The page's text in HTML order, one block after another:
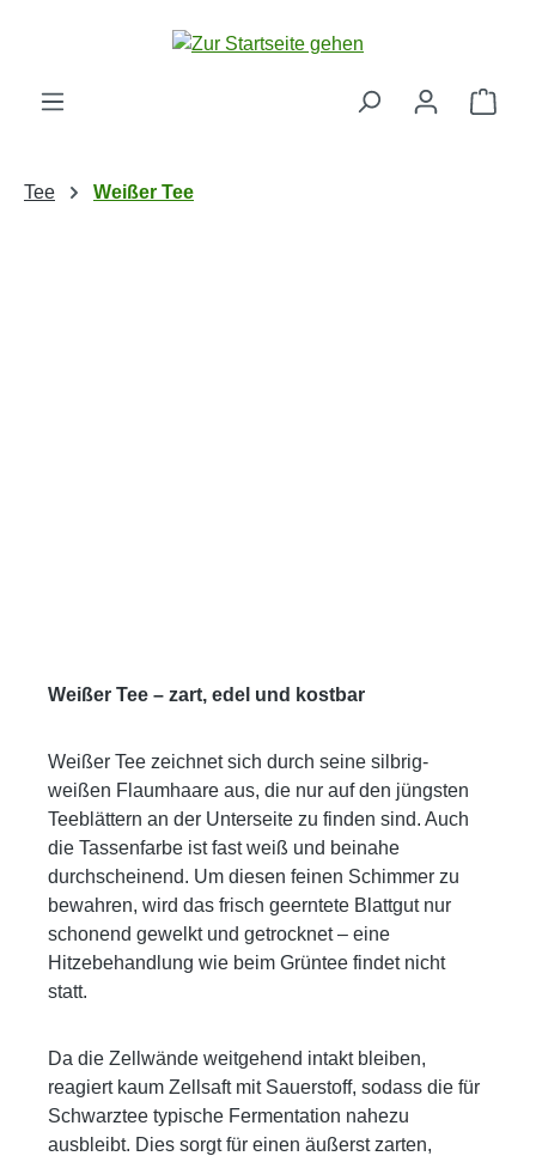
Zum Hauptinhalt springen
Tee Weißer Tee
Weißer Tee – zart, edel und kostbar
Weißer Tee zeichnet sich durch seine silbrig-
weißen Flaumhaare aus, die nur auf den jüngsten
Teeblättern an der Unterseite zu finden sind. Auch
die Tassenfarbe ist fast weiß und beinahe
durchscheinend. Um diesen feinen Schimmer zu
bewahren, wird das frisch geerntete Blattgut nur
schonend gewelkt und getrocknet – eine
Hitzebehandlung wie beim Grüntee findet nicht
statt.
Da die Zellwände weitgehend intakt bleiben,
reagiert kaum Zellsaft mit Sauerstoff, sodass die für
Schwarztee typische Fermentation nahezu
ausbleibt. Dies sorgt für einen äußerst zarten,